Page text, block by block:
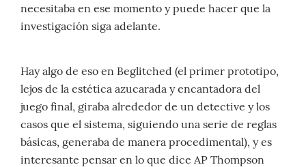
necesitaba en ese momento y puede hacer que la
investigación siga adelante.
Hay algo de eso en Beglitched (el primer prototipo,
lejos de la estética azucarada y encantadora del
juego final, giraba alrededor de un detective y los
casos que el sistema, siguiendo una serie de reglas
básicas, generaba de manera procedimental), y es
interesante pensar en lo que dice AP Thompson